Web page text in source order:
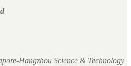
Hangzhou Science & Technology